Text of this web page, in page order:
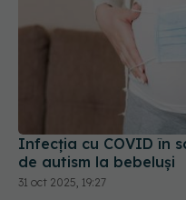
Infecția cu COVID în
de autism la bebeluși
31 oct 2025, 19:27